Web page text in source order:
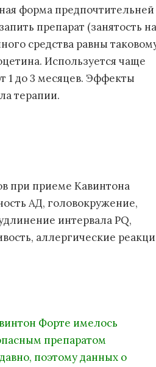
форма предпочтительней
препарат (занятость на
средства равны
Используется чаще
1 до 3 месяцев. Эффекты
терапии.
при приеме Кавинтона
АД, головокружение,
интервала PQ,
аллергические
Форте имелось
препаратом
поэтому данных о